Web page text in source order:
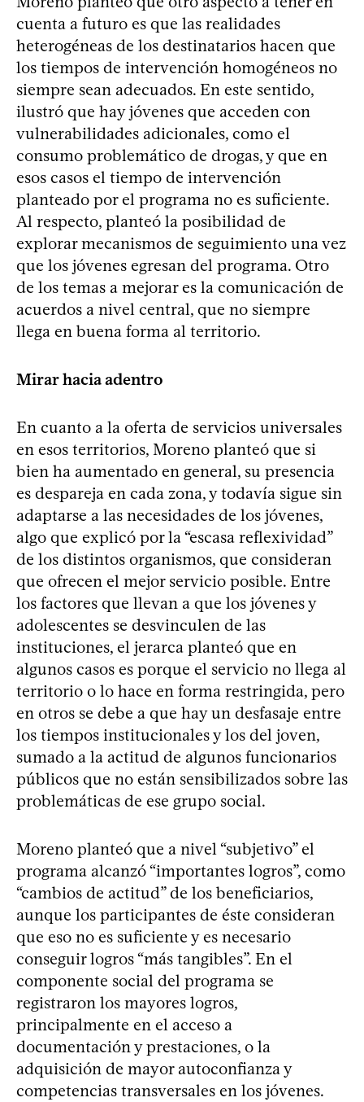
cuenta a futuro es que las realidades
heterogéneas de los destinatarios hacen que
los tiempos de intervención homogéneos no
siempre sean adecuados. En este sentido,
ilustró que hay jóvenes que acceden con
vulnerabilidades adicionales, como el
consumo problemático de drogas, y que en
esos casos el tiempo de intervención
planteado por el programa no es suficiente.
Al respecto, planteó la posibilidad de
explorar mecanismos de seguimiento una vez
que los jóvenes egresan del programa. Otro
de los temas a mejorar es la comunicación de
acuerdos a nivel central, que no siempre
llega en buena forma al territorio.
Mirar hacia adentro
En cuanto a la oferta de servicios universales
en esos territorios, Moreno planteó que si
bien ha aumentado en general, su presencia
es despareja en cada zona, y todavía sigue sin
adaptarse a las necesidades de los jóvenes,
algo que explicó por la “escasa reflexividad”
de los distintos organismos, que consideran
que ofrecen el mejor servicio posible. Entre
los factores que llevan a que los jóvenes y
adolescentes se desvinculen de las
instituciones, el jerarca planteó que en
algunos casos es porque el servicio no llega al
territorio o lo hace en forma restringida, pero
en otros se debe a que hay un desfasaje entre
los tiempos institucionales y los del joven,
sumado a la actitud de algunos funcionarios
públicos que no están sensibilizados sobre las
problemáticas de ese grupo social.
Moreno planteó que a nivel “subjetivo” el
programa alcanzó “importantes logros”, como
“cambios de actitud” de los beneficiarios,
aunque los participantes de éste consideran
que eso no es suficiente y es necesario
conseguir logros “más tangibles”. En el
componente social del programa se
registraron los mayores logros,
principalmente en el acceso a
documentación y prestaciones, o la
adquisición de mayor autoconfianza y
competencias transversales en los jóvenes.